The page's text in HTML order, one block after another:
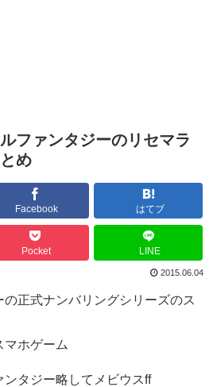
ファンタジーのリセマラ
め
Facebook はてブ
Pocket LINE
2015.06.04
正式ナンバリングシリーズのス
マホゲーム
ンタジー略してメビウスff